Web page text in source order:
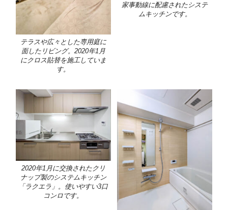
テラスや広々とした専用庭に
面したリビング。2020年1月
にクロス貼替を施工していま
す。
家事動線に配慮されたシステ
ムキッチンです。
2020年1月に交換されたクリ
ナップ製のシステムキッチン
「ラクエラ」。使いやすい3口
コンロです。